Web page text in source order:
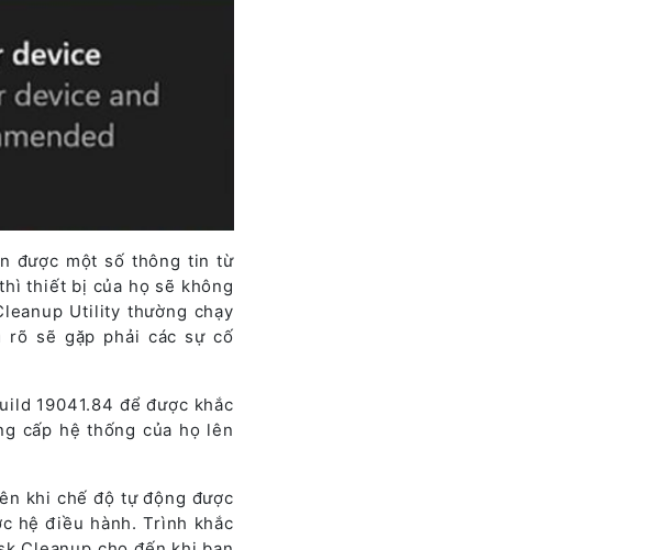
được một số thông tin từ
thiết bị của họ sẽ không
Utility thường chạy
rõ sẽ gặp phải các sự cố
19041.84 để được khắc
cấp hệ thống của họ lên
khi chế độ tự động được
hệ điều hành. Trình khắc